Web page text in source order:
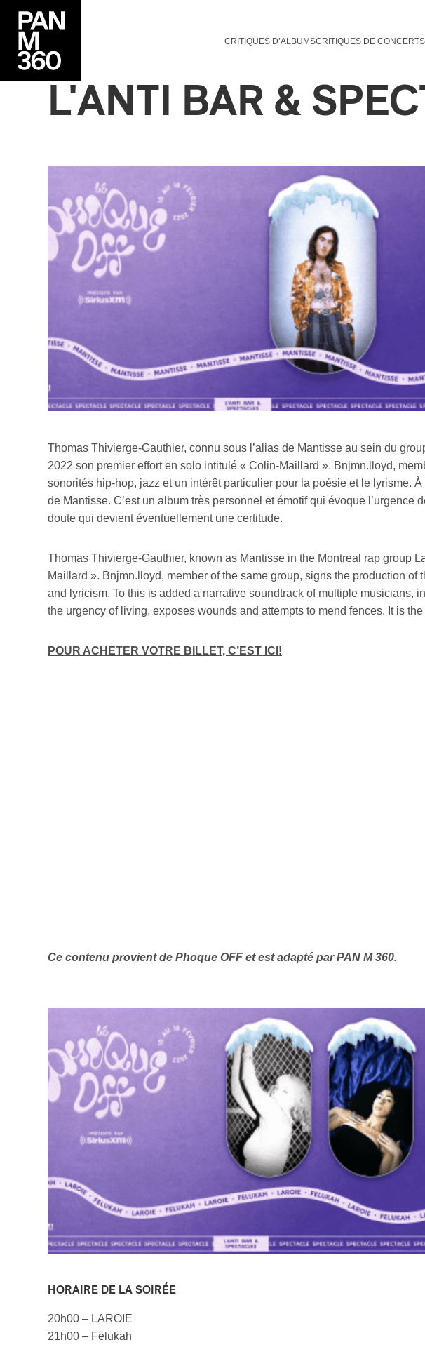
CRITIQUES D’ALBUMSCRITIQUES DE CONCERTS
L'ANTI BAR &
Thomas Thivierge-Gauthier, connu sous l’alias de Mantisse au sein du
2022 son premier effort en solo intitulé « Colin-Maillard ». Bnjmn.lloyd,
sonorités hip-hop, jazz et un intérêt particulier pour la poésie et le lyrisme.
de Mantisse. C’est un album très personnel et émotif qui évoque l’urgence
doute qui devient éventuellement une certitude.
Thomas Thivierge-Gauthier, known as Mantisse in the Montreal rap group
Maillard ». Bnjmn.lloyd, member of the same group, signs the production
and lyricism. To this is added a narrative soundtrack of multiple
the urgency of living, exposes wounds and attempts to mend fences. It is
POUR ACHETER VOTRE BILLET, C’EST ICI!
Ce contenu provient de Phoque OFF et est adapté par PAN M 360.
HORAIRE DE LA SOIRÉE
20h00 – LAROIE
21h00 – Felukah